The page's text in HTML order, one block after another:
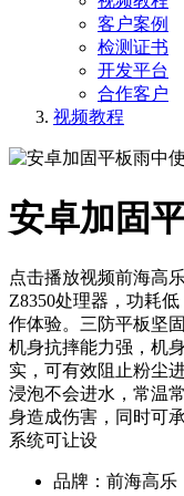
客户案例
检测证书
开发平台
合作客户
视频教程
安卓加固
点击播放视频前海高
Z8350处理器，功耗
作体验。三防平板坚
机身抗摔能力强，机
实，可有效阻止粉尘
浸泡不会进水，常温
身造成伤害，同时可
系统可让设
品牌：前海高乐